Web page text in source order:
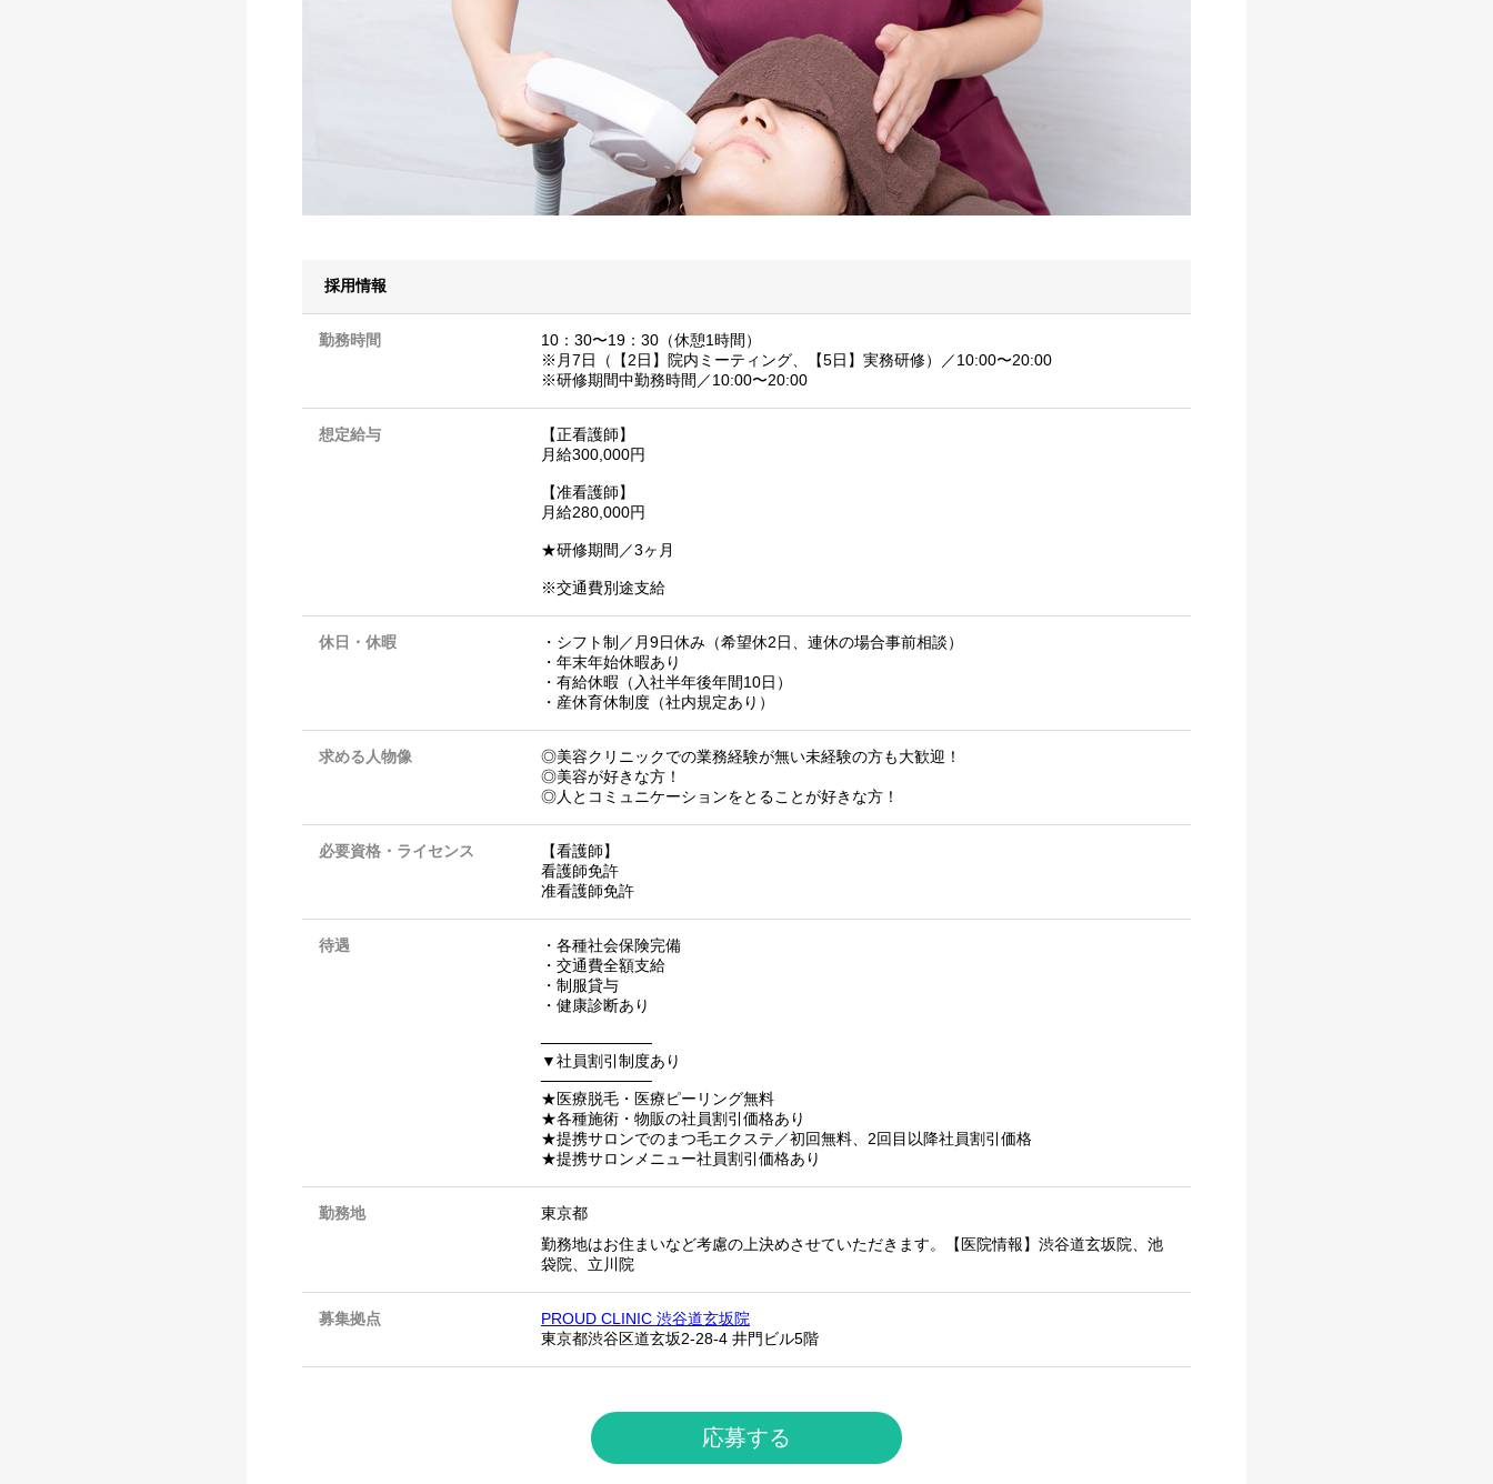
採用情報
勤務時間
10：30〜19：30（休憩1時間）
※月7日（【2日】院内ミーティング、【5日】実務研修）／10:00〜20:00
※研修期間中勤務時間／10:00〜20:00
想定給与
【正看護師】
月給300,000円
【准看護師】
月給280,000円
★研修期間／3ヶ月
※交通費別途支給
休日・休暇
・シフト制／月9日休み（希望休2日、連休の場合事前相談）
・年末年始休暇あり
・有給休暇（入社半年後年間10日）
・産休育休制度（社内規定あり）
求める人物像
◎美容クリニックでの業務経験が無い未経験の方も大歓迎！
◎美容が好きな方！
◎人とコミュニケーションをとることが好きな方！
必要資格・ライセンス
【看護師】
看護師免許
准看護師免許
待遇
・各種社会保険完備
・交通費全額支給
・制服貸与
・健康診断あり
──────────
▼社員割引制度あり
──────────
★医療脱毛・医療ピーリング無料
★各種施術・物販の社員割引価格あり
★提携サロンでのまつ毛エクステ／初回無料、2回目以降社員割引価格
★提携サロンメニュー社員割引価格あり
勤務地
東京都
勤務地はお住まいなど考慮の上決めさせていただきます。【医院情報】渋谷道玄坂院、池
袋院、立川院
募集拠点
PROUD CLINIC 渋谷道玄坂院
東京都渋谷区道玄坂2-28-4 井門ビル5階
応募する